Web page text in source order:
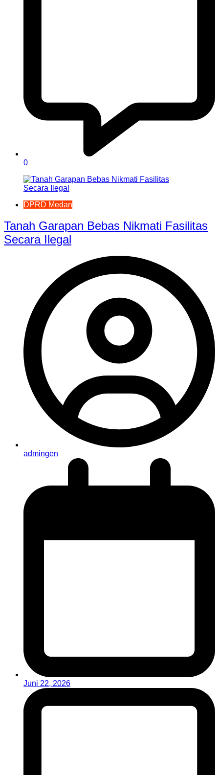
0
DPRD Medan
Tanah Garapan Bebas Nikmati Fasilitas
Secara Ilegal
admingen
Juni 22, 2026